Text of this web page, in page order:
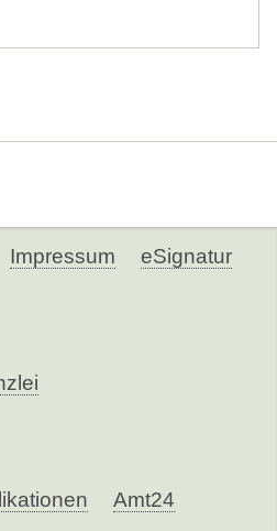
Impressum eSignatur
Amt24